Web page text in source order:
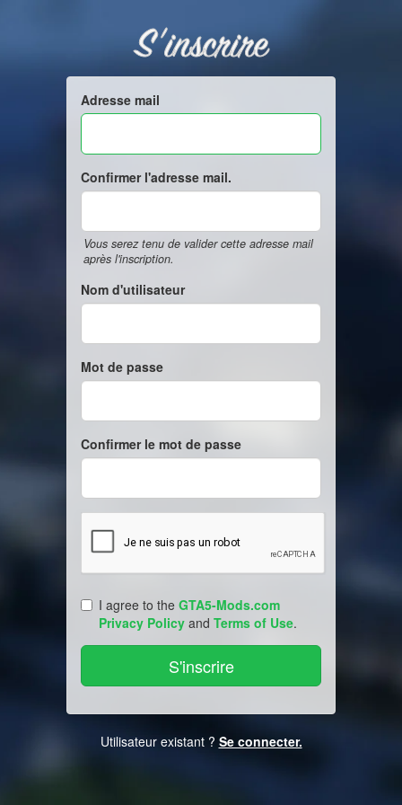
S'inscrire
Adresse mail
Confirmer l'adresse mail.
Vous serez tenu de valider cette adresse mail
après l'inscription.
Nom d'utilisateur
Mot de passe
Confirmer le mot de passe
I agree to the GTA5-Mods.com
Privacy Policy and Terms of Use.
Utilisateur existant ? Se connecter.